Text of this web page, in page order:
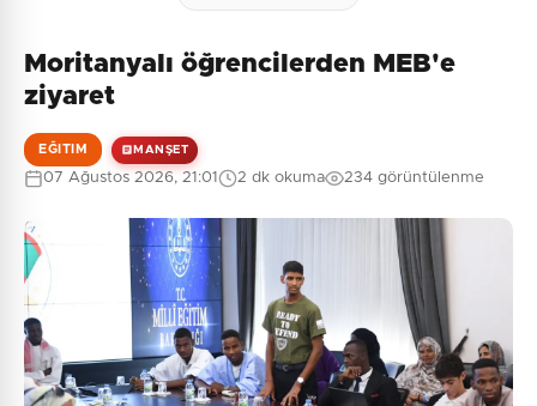
Güvenlik Sorusu:
6 + 1 = ?
Gönder
Henüz yorum yapılmamış. İlk yorumu siz yapın!
Moritanyalı öğrencilerden MEB'e
ziyaret
EĞITIM MANŞET
07 Ağustos 2026, 21:01 2 dk okuma 234 görüntülenme